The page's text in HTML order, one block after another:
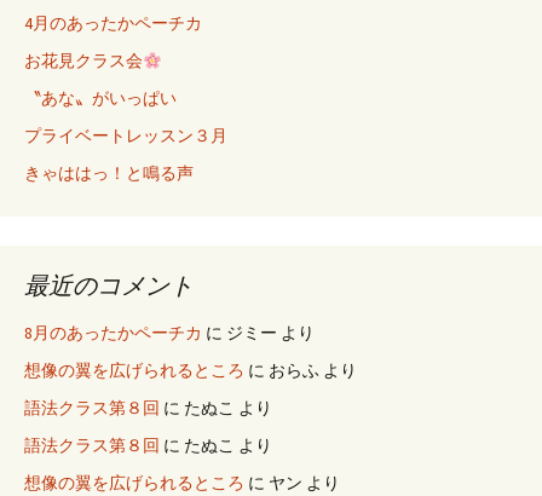
4月のあったかペーチカ
お花見クラス会
〝あな〟がいっぱい
プライベートレッスン３月
きゃははっ！と鳴る声
最近のコメント
8月のあったかペーチカ に ジミー より
想像の翼を広げられるところ に おらふ より
語法クラス第８回 に たぬこ より
語法クラス第８回 に たぬこ より
想像の翼を広げられるところ に ヤン より